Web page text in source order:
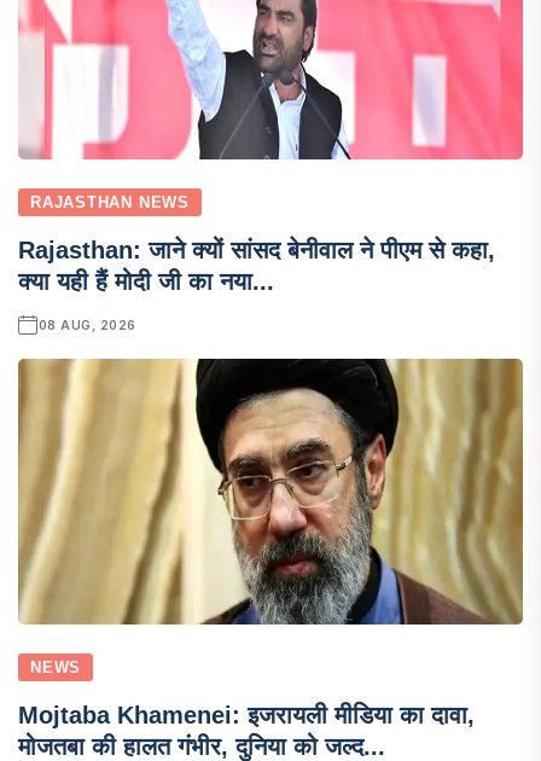
RAJASTHAN NEWS
Rajasthan: जाने क्यों सांसद बेनीवाल ने पीएम से कहा,
क्या यही हैं मोदी जी का नया...
08 AUG, 2026
NEWS
Mojtaba Khamenei: इजरायली मीडिया का दावा,
मोजतबा की हालत गंभीर, दुनिया को जल्द...